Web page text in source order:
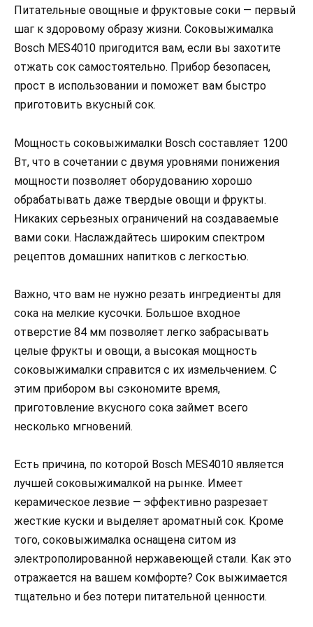
Питательные овощные и фруктовые соки — первый
шаг к здоровому образу жизни. Соковыжималка
Bosch MES4010 пригодится вам, если вы захотите
отжать сок самостоятельно. Прибор безопасен,
прост в использовании и поможет вам быстро
приготовить вкусный сок.
Мощность соковыжималки Bosch составляет 1200
Вт, что в сочетании с двумя уровнями понижения
мощности позволяет оборудованию хорошо
обрабатывать даже твердые овощи и фрукты.
Никаких серьезных ограничений на создаваемые
вами соки. Наслаждайтесь широким спектром
рецептов домашних напитков с легкостью.
Важно, что вам не нужно резать ингредиенты для
сока на мелкие кусочки. Большое входное
отверстие 84 мм позволяет легко забрасывать
целые фрукты и овощи, а высокая мощность
соковыжималки справится с их измельчением. С
этим прибором вы сэкономите время,
приготовление вкусного сока займет всего
несколько мгновений.
Есть причина, по которой Bosch MES4010 является
лучшей соковыжималкой на рынке. Имеет
керамическое лезвие — эффективно разрезает
жесткие куски и выделяет ароматный сок. Кроме
того, соковыжималка оснащена ситом из
электрополированной нержавеющей стали. Как это
отражается на вашем комфорте? Сок выжимается
тщательно и без потери питательной ценности.